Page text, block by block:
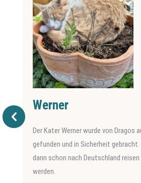
Werner
Der Kater Werner wurde von Dragos
gefunden und in Sicherheit
dann schon nach Deutschland reisen
werden.